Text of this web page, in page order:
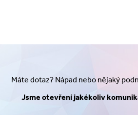
Máte dotaz? Nápad nebo nějaký
Jsme otevření jakékoliv